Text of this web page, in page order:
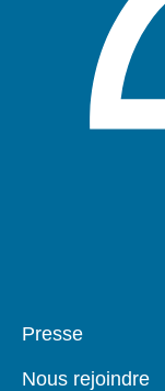
Pied
Presse
Nous rejoindre